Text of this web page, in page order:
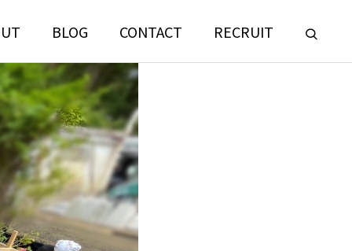
BLOG CONTACT RECRUIT
LANDSCAPE